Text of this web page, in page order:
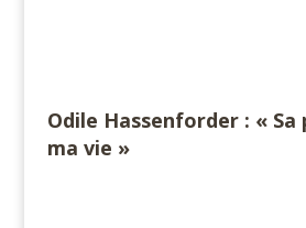
Odile Hassenforder : « Sa
ma vie »